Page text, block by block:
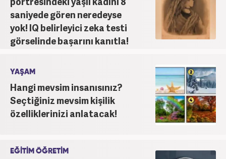
saniyede gören neredeyse
yok! IQ belirleyici zeka testi
görselinde başarını kanıtla!
YAŞAM
Hangi mevsim insanısınız?
Seçtiğiniz mevsim kişilik
özelliklerinizi anlatacak!
EĞİTİM ÖĞRETİM